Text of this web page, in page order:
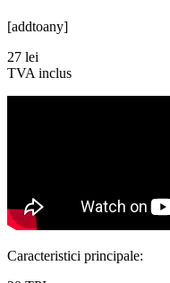
[addtoany]
27 lei
TVA inclus
Caracteristici principale: